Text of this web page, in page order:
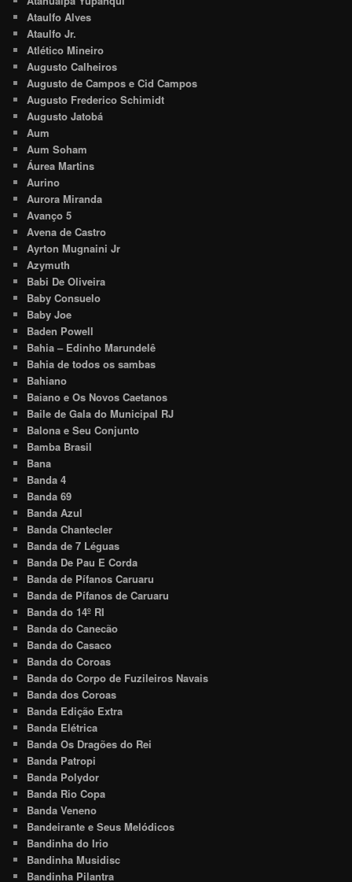
Ataulfo Alves
Ataulfo Jr.
Atlético Mineiro
Augusto Calheiros
Augusto de Campos e Cid Campos
Augusto Frederico Schimidt
Augusto Jatobá
Aum
Aum Soham
Áurea Martins
Aurino
Aurora Miranda
Avanço 5
Avena de Castro
Ayrton Mugnaini Jr
Azymuth
Babi De Oliveira
Baby Consuelo
Baby Joe
Baden Powell
Bahia – Edinho Marundelê
Bahia de todos os sambas
Bahiano
Baiano e Os Novos Caetanos
Baile de Gala do Municipal RJ
Balona e Seu Conjunto
Bamba Brasil
Bana
Banda 4
Banda 69
Banda Azul
Banda Chantecler
Banda de 7 Léguas
Banda De Pau E Corda
Banda de Pífanos Caruaru
Banda de Pífanos de Caruaru
Banda do 14º RI
Banda do Canecão
Banda do Casaco
Banda do Coroas
Banda do Corpo de Fuzileiros Navais
Banda dos Coroas
Banda Edição Extra
Banda Elétrica
Banda Os Dragões do Rei
Banda Patropi
Banda Polydor
Banda Rio Copa
Banda Veneno
Bandeirante e Seus Melódicos
Bandinha do Irio
Bandinha Musidisc
Bandinha Pilantra